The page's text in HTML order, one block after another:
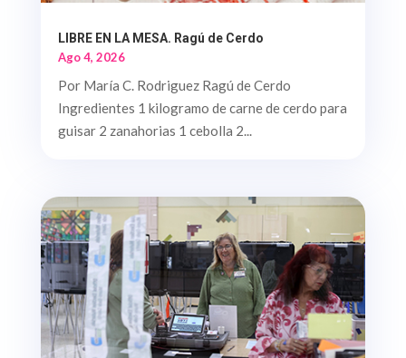
LIBRE EN LA MESA. Ragú de Cerdo
Ago 4, 2026
Por María C. Rodriguez Ragú de Cerdo
Ingredientes 1 kilogramo de carne de cerdo para
guisar 2 zanahorias 1 cebolla 2...